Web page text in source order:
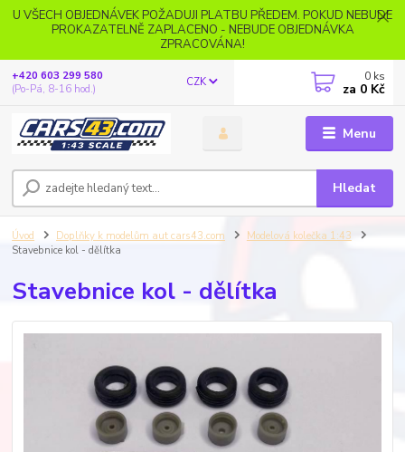
U VŠECH OBJEDNÁVEK POŽADUJI PLATBU PŘEDEM. POKUD NEBUDE
PROKAZATELNĚ ZAPLACENO - NEBUDE OBJEDNÁVKA
ZPRACOVÁNA!
Menu
CZK
Hledat
+420 603 299 580
(Po-Pá, 8-16 hod.)
0 ks
za 0 Kč
Úvod Doplňky k modelům aut cars43.com
Modelová kolečka 1:43
Stavebnice kol - dělítka
Stavebnice kol - dělítka